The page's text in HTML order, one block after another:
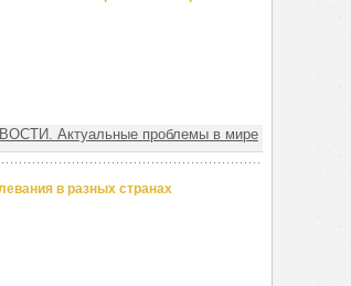
Актуальные проблемы в мире
в разных странах